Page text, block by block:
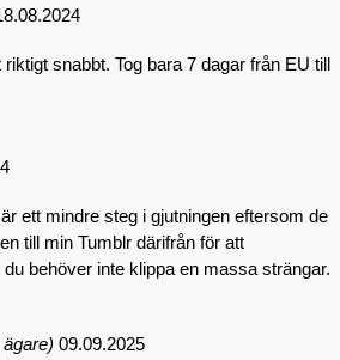
snabbt. Tog bara 7 dagar från EU till
ett mindre steg i gjutningen eftersom de
till min Tumblr därifrån för att
behöver inte klippa en massa strängar.
09.09.2025